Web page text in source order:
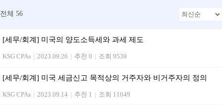
전체 56
[세무/회계] 미국의 양도소득세와 과세 제도
KSG CPAs | 2023.09.26 | 추천 0 | 조회 9539
[세무/회계] 미국 세금신고 목적상의 거주자와 비거주자의 정의
KSG CPAs | 2023.09.14 | 추천 1 | 조회 11049